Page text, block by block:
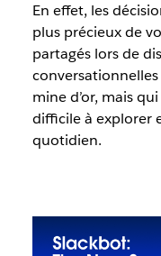
En effet, les
plus précieux de
partagés lors de
mine d’or, mais
difficile à explorer
quotidien.